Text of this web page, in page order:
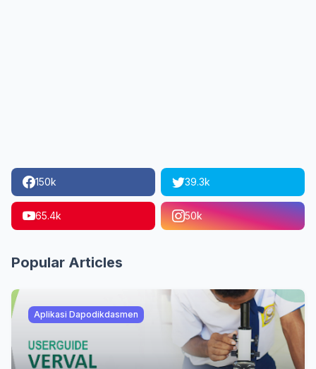
150k 39.3k
65.4k 50k
Popular Articles
Aplikasi Dapodikdasmen